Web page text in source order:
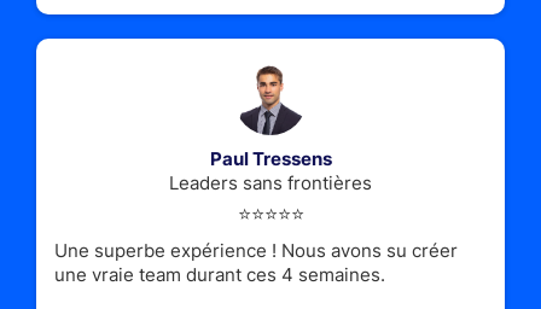
Paul Tressens
Leaders sans frontières
⭐️⭐️⭐️⭐️⭐️
Une superbe expérience ! Nous avons su créer
une vraie team durant ces 4 semaines.